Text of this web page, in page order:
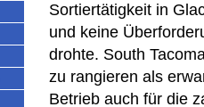
Sortiertätigkeit in
und keine
drohte. South
zu rangieren als
Betrieb auch für die